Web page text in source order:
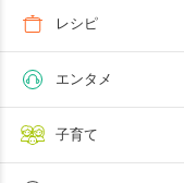
レシピ
エンタメ
子育て